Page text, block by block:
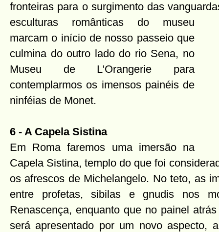
fronteiras para o surgimento das
esculturas românticas do museu
marcam o início de nosso passeio que
culmina do outro lado do rio Sena, no
Museu de L'Orangerie para
contemplarmos os imensos painéis de
ninféias de Monet.
6 - A Capela Sistina
Em Roma faremos uma imersão na
Capela Sistina, templo do que foi
os afrescos de Michelangelo. No teto, as
entre profetas, sibilas e gnudis nos
Renascença, enquanto que no painel
será apresentado por um novo aspecto,